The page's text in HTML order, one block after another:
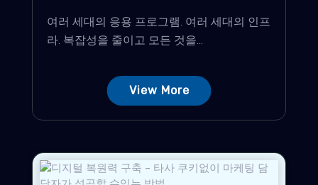
여러 세대의 응용 프로그램. 여러 세대의 인프
라. 복잡성을 줄이고 모든 것을...
View More